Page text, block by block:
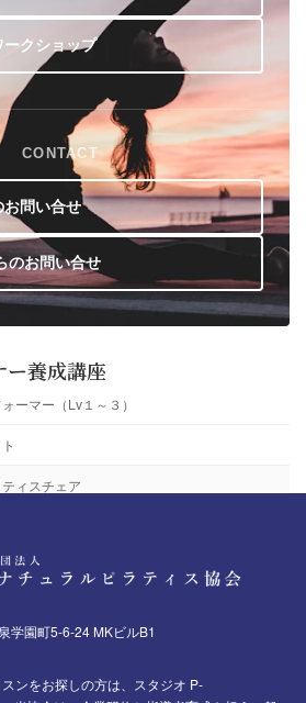
ークショップ
CONTACT
問い合せ
のお問い合せ
ー養成講座
ーマー（Lv１～３）
ィスチェア
学園町5-6-24 MKビルB1
ンをお探しの方は、スタジオ P-